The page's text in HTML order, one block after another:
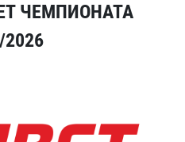
ЧЕМПИОНАТА